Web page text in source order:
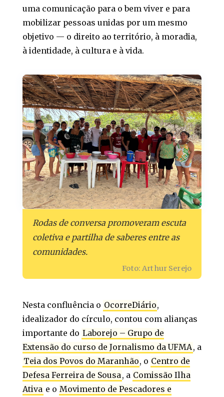
uma comunicação para o bem viver e para
mobilizar pessoas unidas por um mesmo
objetivo — o direito ao território, à moradia,
à identidade, à cultura e à vida.
Rodas de conversa promoveram escuta
coletiva e partilha de saberes entre as
comunidades.
Foto: Arthur Serejo
Nesta confluência o OcorreDiário,
idealizador do círculo, contou com alianças
importante do Laborejo – Grupo de
Extensão do curso de Jornalismo da UFMA , a
Teia dos Povos do Maranhão, o Centro de
Defesa Ferreira de Sousa , a Comissão Ilha
Ativa e o Movimento de Pescadores e